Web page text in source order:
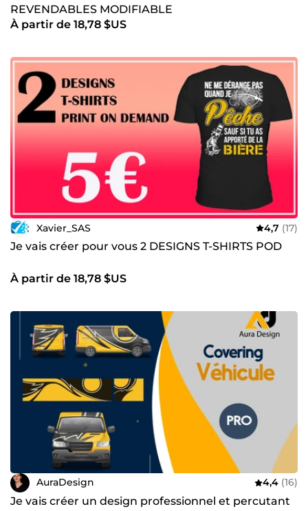
REVENDABLES MODIFIABLE
À partir de 18,78 $US
Xavier_SAS 4,7 (17)
Je vais créer pour vous 2 DESIGNS T-SHIRTS POD
À partir de 18,78 $US
AuraDesign 4,4 (16)
Je vais créer un design professionnel et percutant